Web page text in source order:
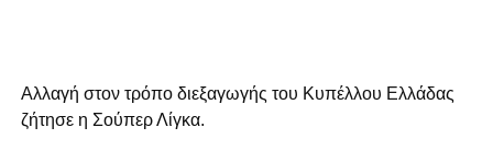
Αλλαγή στον τρόπο διεξαγωγής του Κυπέλλου Ελλάδας
ζήτησε η Σούπερ Λίγκα.